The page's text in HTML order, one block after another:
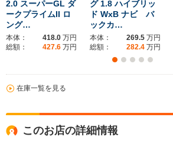
2.0 スーパーGL ダ
ークプライムII ロ
ング…
本体： 418.0 万円
総額：
427.6 万円
グ 1.8 ハイブリッ
ド WxB ナビ バ
ックカ…
本体： 269.5 万円
総額：
282.4 万円
在庫一覧を見る
このお店の詳細情報